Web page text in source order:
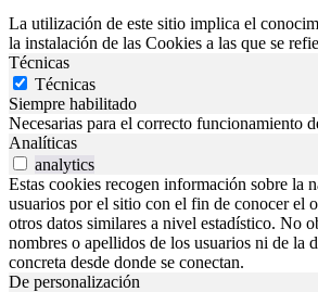
La utilización de este sitio implica el
la instalación de las Cookies a las que se
Técnicas
Técnicas
Siempre habilitado
Necesarias para el correcto funcionamiento
Analíticas
analytics
Estas cookies recogen información sobre la
usuarios por el sitio con el fin de conocer el
otros datos similares a nivel estadístico. No
nombres o apellidos de los usuarios ni de la
concreta desde donde se conectan.
De personalización